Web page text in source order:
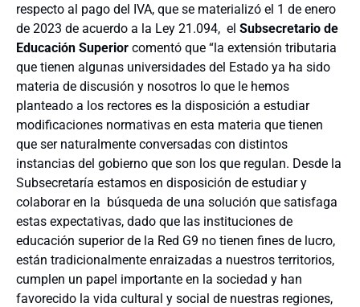
respecto al pago del IVA, que se materializó el 1 de enero
de 2023 de acuerdo a la Ley 21.094, el Subsecretario de
Educación Superior comentó que “la extensión tributaria
que tienen algunas universidades del Estado ya ha sido
materia de discusión y nosotros lo que le hemos
planteado a los rectores es la disposición a estudiar
modificaciones normativas en esta materia que tienen
que ser naturalmente conversadas con distintos
instancias del gobierno que son los que regulan. Desde la
Subsecretaría estamos en disposición de estudiar y
colaborar en la búsqueda de una solución que satisfaga
estas expectativas, dado que las instituciones de
educación superior de la Red G9 no tienen fines de lucro,
están tradicionalmente enraizadas a nuestros territorios,
cumplen un papel importante en la sociedad y han
favorecido la vida cultural y social de nuestras regiones,